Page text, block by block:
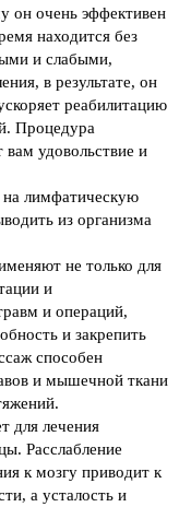
он очень эффективен
находится без
и слабыми,
в результате, он
реабилитацию
Процедура
вам удовольствие и
лимфатическую
из организма
не только для
и
и операций,
и закрепить
способен
и мышечной ткани
для лечения
Расслабление
к мозгу приводит к
а усталость и